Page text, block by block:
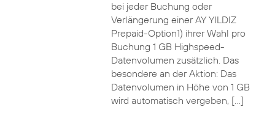
bei jeder Buchung oder
Verlängerung einer AY YILDIZ
Prepaid-Option1) ihrer Wahl pro
Buchung 1 GB Highspeed-
Datenvolumen zusätzlich. Das
besondere an der Aktion: Das
Datenvolumen in Höhe von 1 GB
wird automatisch vergeben, […]